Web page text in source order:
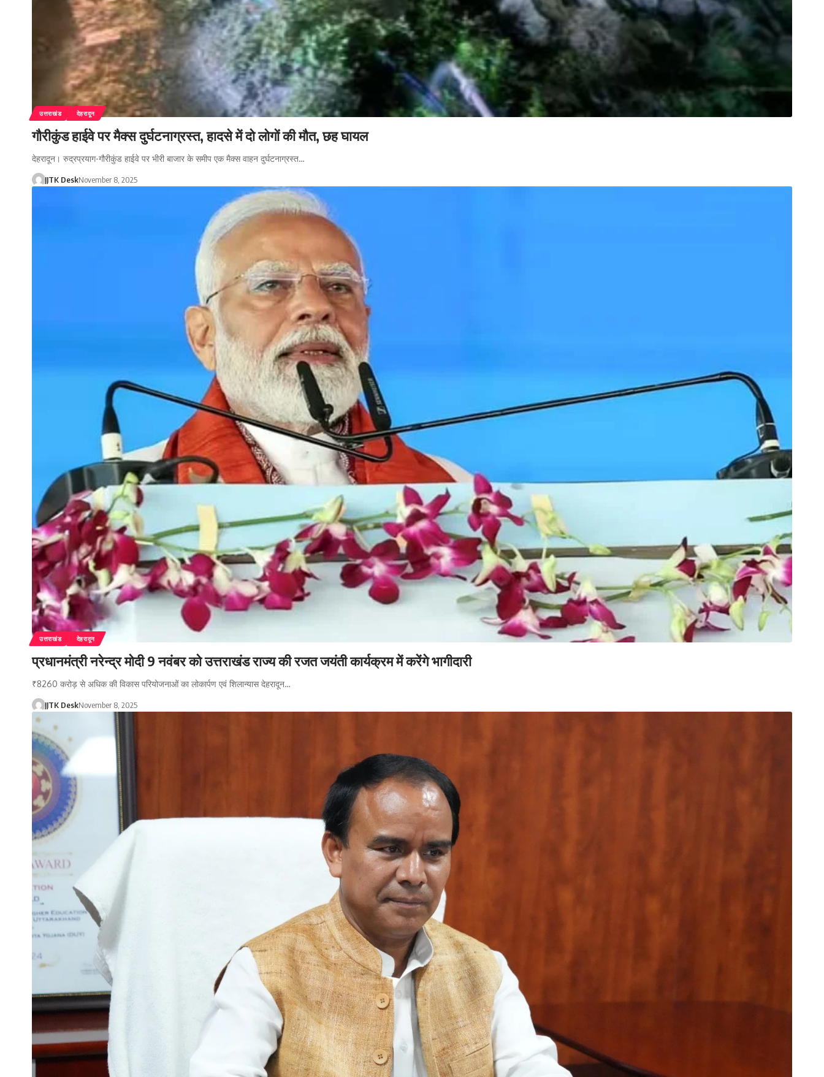
उत्तराखंड देहरादून
गौरीकुंड हाईवे पर मैक्स दुर्घटनाग्रस्त, हादसे में दो लोगों की मौत, छह घायल
देहरादून। रुद्रप्रयाग-गौरीकुंड हाईवे पर भीरी बाजार के समीप एक मैक्स वाहन दुर्घटनाग्रस्त…
JJTK DeskNovember 8, 2025
उत्तराखंड देहरादून
प्रधानमंत्री नरेन्द्र मोदी 9 नवंबर को उत्तराखंड राज्य की रजत जयंती कार्यक्रम में करेंगे भागीदारी
₹8260 करोड़ से अधिक की विकास परियोजनाओं का लोकार्पण एवं शिलान्यास देहरादून…
JJTK DeskNovember 8, 2025